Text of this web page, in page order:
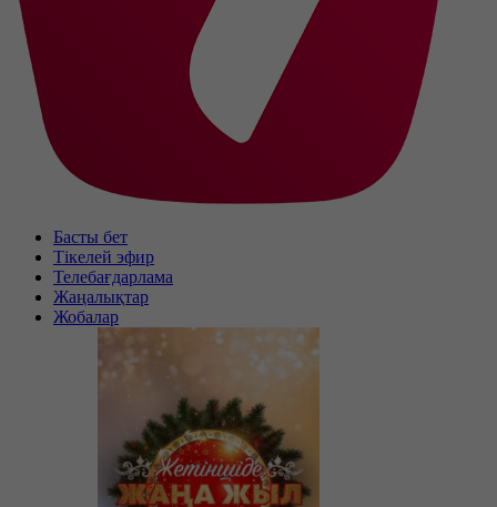
Басты бет
Тікелей эфир
Телебағдарлама
Жаңалықтар
Жобалар